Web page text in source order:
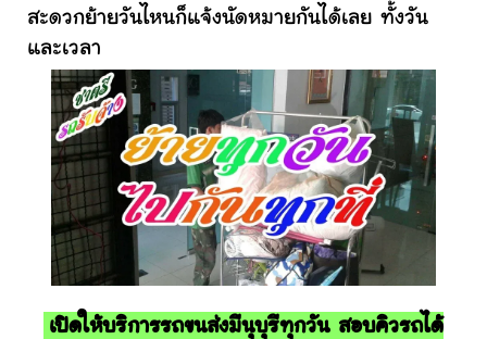
สะดวกย้ายวันไหนก็แจ้งนัดหมายกันได้เลย ทั้งวัน
และเวลา
เปิดให้บริการรถขนส่งมีนุบุรีทุกวัน สอบคิวรถได้